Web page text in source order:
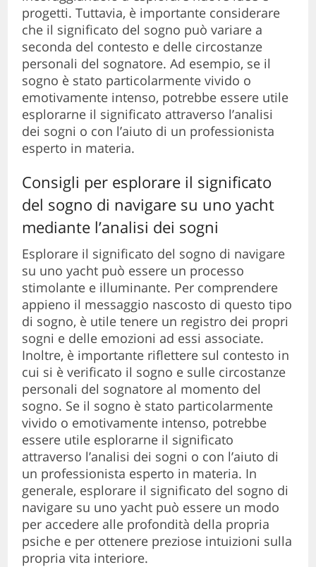
progetti. Tuttavia, è importante considerare
che il significato del sogno può variare a
seconda del contesto e delle circostanze
personali del sognatore. Ad esempio, se il
sogno è stato particolarmente vivido o
emotivamente intenso, potrebbe essere utile
esplorarne il significato attraverso l’analisi
dei sogni o con l’aiuto di un professionista
esperto in materia.
Consigli per esplorare il significato
del sogno di navigare su uno yacht
mediante l’analisi dei sogni
Esplorare il significato del sogno di navigare
su uno yacht può essere un processo
stimolante e illuminante. Per comprendere
appieno il messaggio nascosto di questo tipo
di sogno, è utile tenere un registro dei propri
sogni e delle emozioni ad essi associate.
Inoltre, è importante riflettere sul contesto in
cui si è verificato il sogno e sulle circostanze
personali del sognatore al momento del
sogno. Se il sogno è stato particolarmente
vivido o emotivamente intenso, potrebbe
essere utile esplorarne il significato
attraverso l’analisi dei sogni o con l’aiuto di
un professionista esperto in materia. In
generale, esplorare il significato del sogno di
navigare su uno yacht può essere un modo
per accedere alle profondità della propria
psiche e per ottenere preziose intuizioni sulla
propria vita interiore.